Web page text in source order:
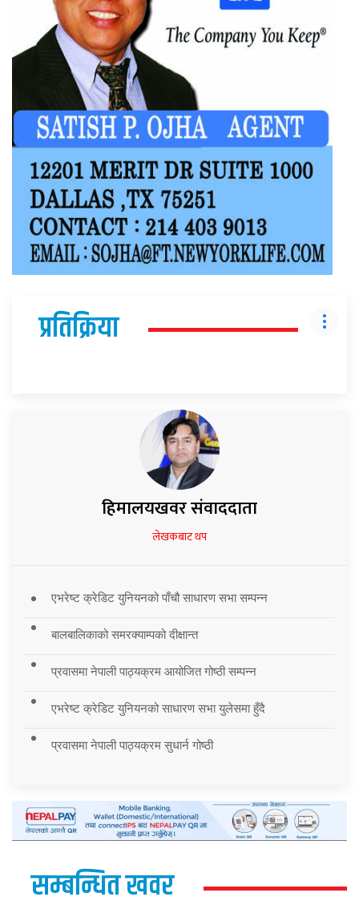
प्रतिक्रिया
हिमालयखवर संवाददाता
लेखकबाट थप
एभरेष्ट क्रेडिट युनियनको पाँचौ साधारण सभा सम्पन्न
बालबालिकाको समरक्याम्पको दीक्षान्त
प्रवासमा नेपाली पाठ्यक्रम आयोजित गोष्ठी सम्पन्न
एभरेष्ट क्रेडिट युनियनको साधारण सभा युलेसमा हुँदै
प्रवासमा नेपाली पाठ्यक्रम सुधार्न गोष्ठी
सम्बन्धित खवर